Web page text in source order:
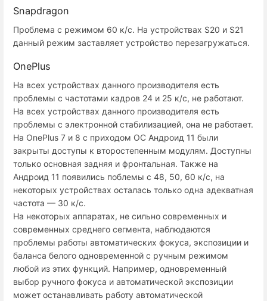
Snapdragon
Проблема с режимом 60 к/с. На устройствах S20 и S21
данный режим заставляет устройство перезагружаться.
OnePlus
На всех устройствах данного производителя есть
проблемы с частотами кадров 24 и 25 к/с, не работают.
На всех устройствах данного производителя есть
проблемы с электронной стабилизацией, она не работает.
На OnePlus 7 и 8 с приходом ОС Андроид 11 были
закрыты доступы к второстепенным модулям. Доступны
только основная задняя и фронтальная. Также на
Андроид 11 появились поблемы с 48, 50, 60 к/с, на
некоторых устройствах осталась только одна адекватная
частота — 30 к/с.
На некоторых аппаратах, не сильно современных и
современных среднего сегмента, наблюдаются
проблемы работы автоматических фокуса, экспозиции и
баланса белого одновременной с ручным режимом
любой из этих функций. Например, одновременный
выбор ручного фокуса и автоматической экспозиции
может останавливать работу автоматической